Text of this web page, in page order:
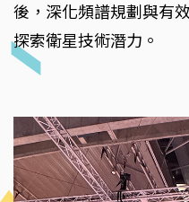
後，深化頻譜規劃與有
探索衛星技術潛力。